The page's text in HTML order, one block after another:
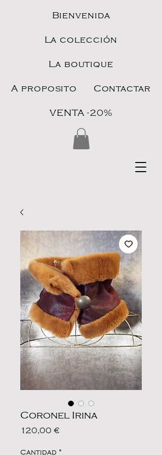
Bienvenida
La colección
La boutique
A proposito Contactar
VENTA -20%
Coronel Irina
120,00 €
Cantidad *